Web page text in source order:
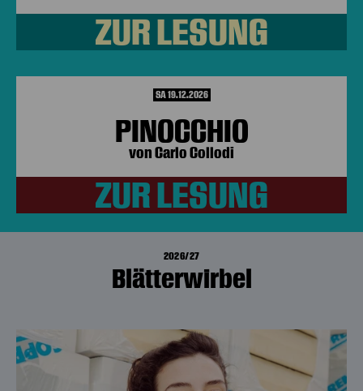
ZUR LESUNG
SA 19.12.2026
PINOCCHIO
von Carlo Collodi
ZUR LESUNG
2026/27
Blätterwirbel